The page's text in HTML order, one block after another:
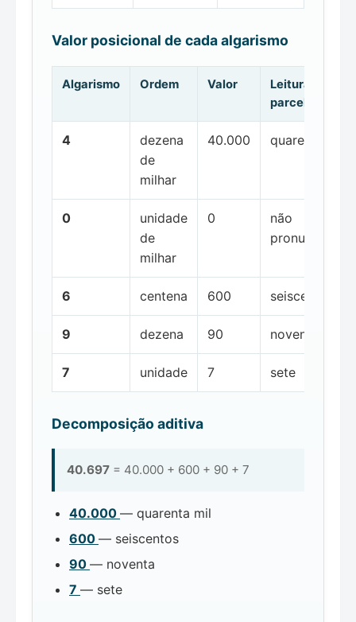
Valor posicional de cada algarismo
Algarismo Ordem Valor
Leitura da
parcela
4
dezena
de
milhar
40.000 quarenta mil
0
unidade
de
milhar
0
não
pronunciada
6 centena 600 seiscentos
9 dezena 90 noventa
7 unidade 7 sete
Decomposição aditiva
40.697 = 40.000 + 600 + 90 + 7
40.000 — quarenta mil
600 — seiscentos
90 — noventa
7 — sete